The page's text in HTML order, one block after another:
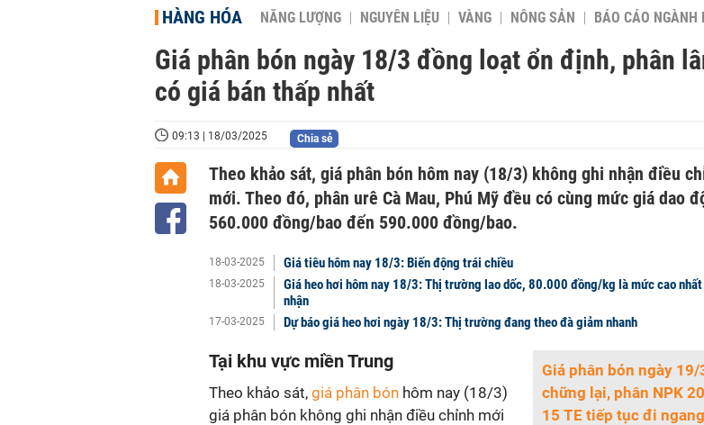
HÀNG HÓA NĂNG LƯỢNG NGUYÊN LIỆU VÀNG NÔNG SẢN BÁO CÁO NGÀNH
Giá phân bón ngày 18/3 đồng loạt ổn định, phân
có giá bán thấp nhất
09:13 | 18/03/2025 Chia sẻ
Theo khảo sát, giá phân bón hôm nay (18/3) không ghi nhận điều
mới. Theo đó, phân urê Cà Mau, Phú Mỹ đều có cùng mức giá dao
560.000 đồng/bao đến 590.000 đồng/bao.
18-03-2025 Giá tiêu hôm nay 18/3: Biến động trái chiều
18-03-2025
Giá heo hơi hôm nay 18/3: Thị trường lao dốc, 80.000 đồng/kg là mức cao
nhận
17-03-2025 Dự báo giá heo hơi ngày 18/3: Thị trường đang theo đà giảm nhanh
Giá phân bón ngày 19/
chững lại, phân NPK
15 TE tiếp tục đi ngang
Tại khu vực miền Trung
Theo khảo sát, giá phân bón hôm nay (18/3)
giá phân bón không ghi nhận điều chỉnh mới